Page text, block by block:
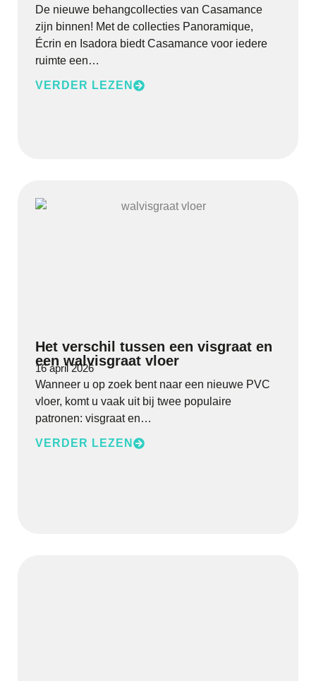
De nieuwe behangcollecties van Casamance
zijn binnen! Met de collecties Panoramique,
Écrin en Isadora biedt Casamance voor iedere
ruimte een…
VERDER LEZEN
Het verschil tussen een visgraat en
een walvisgraat vloer
16 april 2026
Wanneer u op zoek bent naar een nieuwe PVC
vloer, komt u vaak uit bij twee populaire
patronen: visgraat en…
VERDER LEZEN